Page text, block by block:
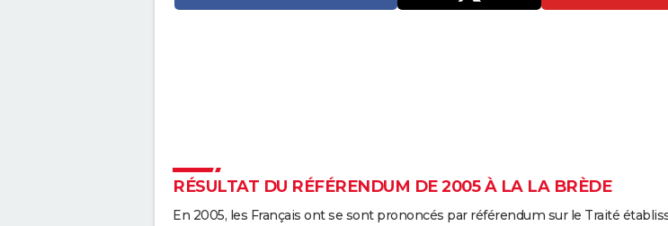
RÉSULTAT DU RÉFÉRENDUM DE 2005 À LA LA BRÈDE
En 2005, les Français ont se sont prononcés par référendum sur le Traité